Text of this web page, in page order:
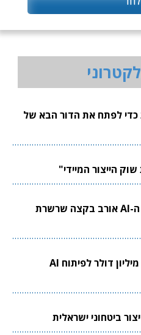
כדי לפתח את הדור הבא של
צוואר הבקבוק הבא בשוק ה-AI אורב בקצה שרשרת
Limitless Labs גייסה 20 מיליון דולר לפיתוח AI